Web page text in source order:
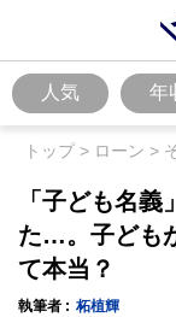
人気 年
トップ> ローン >
「子ども名
た…。子ども
て本当？
執筆者 : 柘植輝